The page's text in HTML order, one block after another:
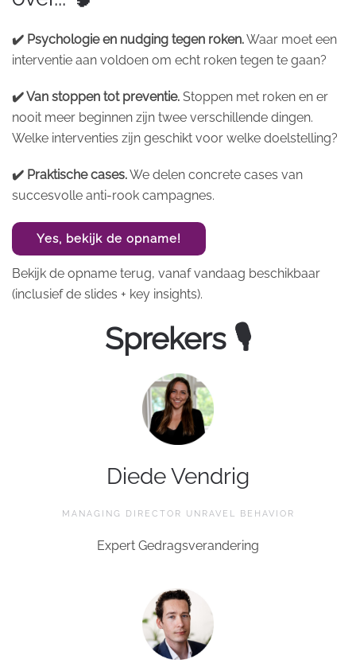
✔️ Psychologie en nudging tegen roken.Waar moet een
interventie aan voldoen om echt roken tegen te gaan?
✔️ Van stoppen tot preventie. Stoppen met roken en er
nooit meer beginnen zijn twee verschillende dingen.
Welke interventies zijn geschikt voor welke doelstelling?
✔️ Praktische cases.We delen concrete cases van
succesvolle anti-rook campagnes.
Yes, bekijk de opname!
Bekijk de opname terug, vanaf vandaag beschikbaar
(inclusief de slides + key insights).
Sprekers 🎙
Diede Vendrig
MANAGING DIRECTOR UNRAVEL BEHAVIOR
Expert Gedragsverandering